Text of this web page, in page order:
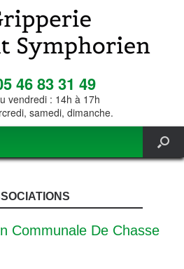
46 83 31 49
vendredi : 14h à 17h
samedi, dimanche.
Communale De Chasse